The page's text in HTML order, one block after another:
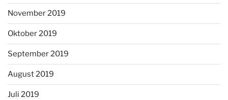
November 2019
Oktober 2019
September 2019
August 2019
Juli 2019